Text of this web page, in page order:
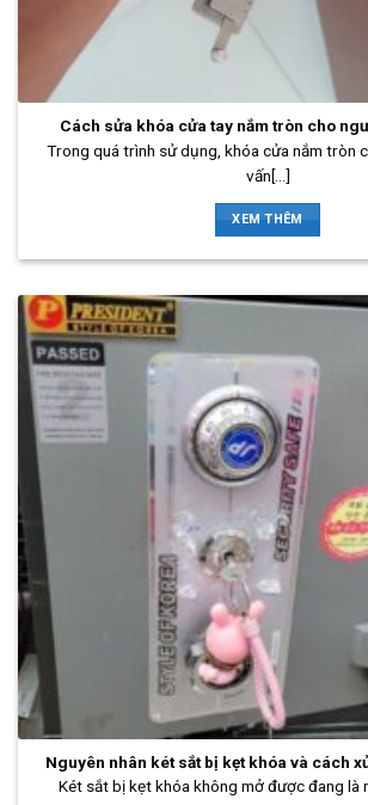
Cách sửa khóa cửa tay nắm tròn cho
Trong quá trình sử dụng, khóa cửa nắm tròn
vấn[...]
XEM THÊM
Nguyên nhân két sắt bị kẹt khóa và cách
Két sắt bị kẹt khóa không mở được đang là